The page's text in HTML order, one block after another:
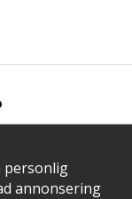
personlig
annonsering